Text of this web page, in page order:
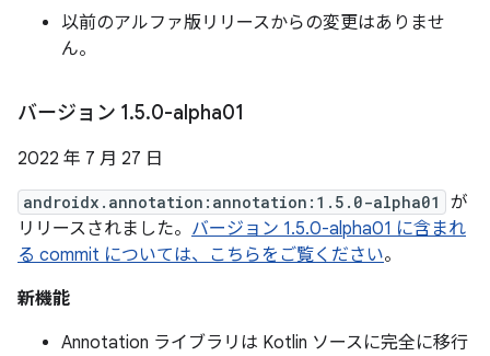
以前のアルファ版リリースからの変更はありませ
ん。
バージョン 1.5.0-alpha01
2022 年 7 月 27 日
androidx.annotation:annotation:1.5.0-alpha01
が
リリースされました。 バージョン 1.5.0-alpha01 に含まれ
る commit については、こちらをご覧ください。
新機能
Annotation ライブラリは Kotlin ソースに完全に移行